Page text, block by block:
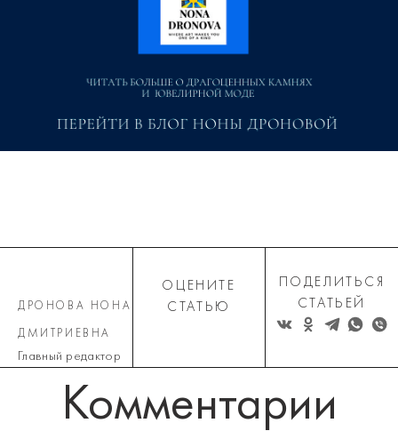
ДРОНОВА НОНА
ДМИТРИЕВНА
Главный редактор
ОЦЕНИТЕ
СТАТЬЮ
ПОДЕЛИТЬСЯ
СТАТЬЕЙ
Комментарии